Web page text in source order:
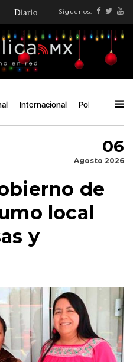
Diario Síguenos:
Internacional Política
06
Agosto 2026
de
local
y